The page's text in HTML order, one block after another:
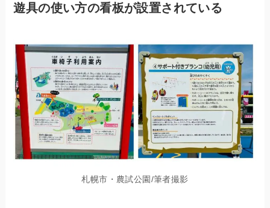
遊具の使い方の看板が設置されている
札幌市・農試公園/筆者撮影